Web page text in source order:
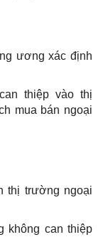
ương xác định
thiệp vào thị
mua bán ngoại
thị trường ngoại
không can thiệp